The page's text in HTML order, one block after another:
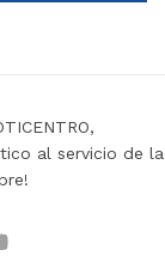
al servicio de la